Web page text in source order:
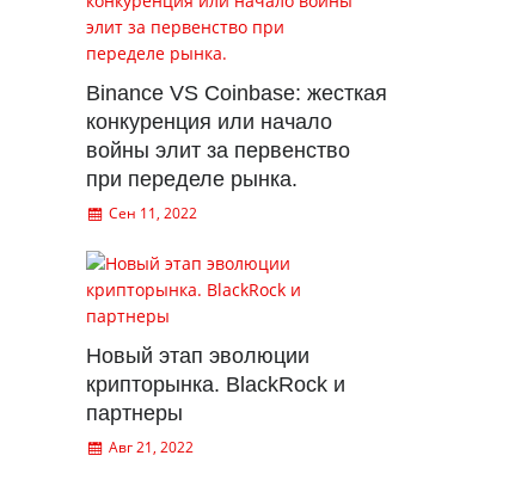
Binance VS Coinbase: жесткая
конкуренция или начало
войны элит за первенство
при переделе рынка.
Сен 11, 2022
Новый этап эволюции
крипторынка. BlackRock и
партнеры
Авг 21, 2022